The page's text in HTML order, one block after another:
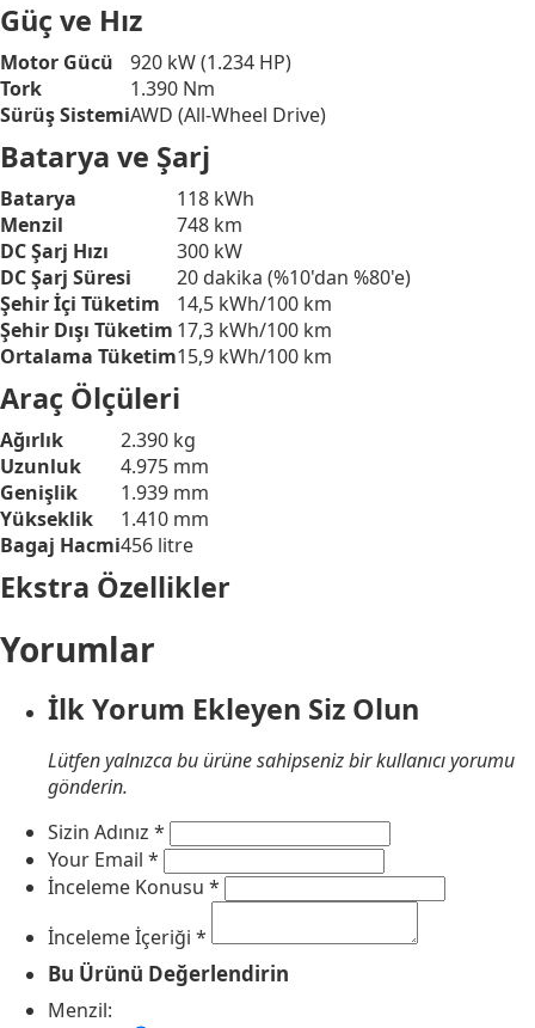
Güç ve Hız
Motor Gücü
920 kW (1.234 HP)
Tork
1.390 Nm
Sürüş SistemiAWD (All-Wheel Drive)
Batarya ve Şarj
Batarya
118 kWh
Menzil
748 km
DC Şarj Hızı
300 kW
DC Şarj Süresi
20 dakika (%10'dan %80'e)
Şehir İçi Tüketim
14,5 kWh/100 km
Şehir Dışı Tüketim 17,3 kWh/100 km
Ortalama Tüketim15,9 kWh/100 km
Araç Ölçüleri
Ağırlık
2.390 kg
Uzunluk
4.975 mm
Genişlik
1.939 mm
Yükseklik
1.410 mm
Bagaj Hacmi456 litre
Ekstra Özellikler
Yorumlar
İlk Yorum Ekleyen Siz Olun
Lütfen yalnızca bu ürüne sahipseniz bir kullanıcı yorumu
gönderin.
Sizin Adınız *
Your Email *
İnceleme Konusu *
İnceleme İçeriği *
Bu Ürünü Değerlendirin
Menzil: